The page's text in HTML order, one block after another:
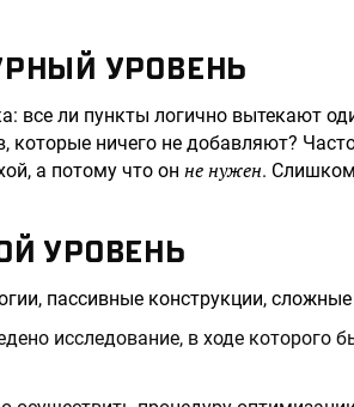
УРОВЕНЬ
все ли пункты логично вытекают
которые ничего не добавляют?
а потому что он не нужен. Слишком
УРОВЕНЬ
пассивные конструкции,
исследование, в ходе которого